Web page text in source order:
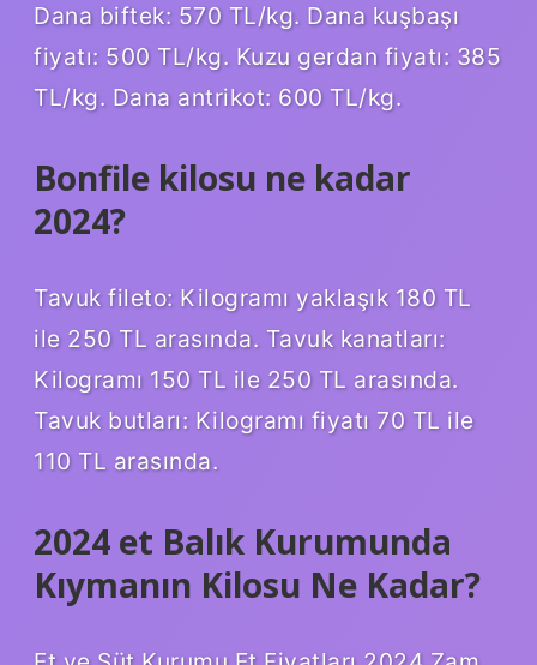
Dana biftek: 570 TL/kg. Dana kuşbaşı
fiyatı: 500 TL/kg. Kuzu gerdan fiyatı: 385
TL/kg. Dana antrikot: 600 TL/kg.
Bonfile kilosu ne kadar
2024?
Tavuk fileto: Kilogramı yaklaşık 180 TL
ile 250 TL arasında. Tavuk kanatları:
Kilogramı 150 TL ile 250 TL arasında.
Tavuk butları: Kilogramı fiyatı 70 TL ile
110 TL arasında.
2024 et Balık Kurumunda
Kıymanın Kilosu Ne Kadar?